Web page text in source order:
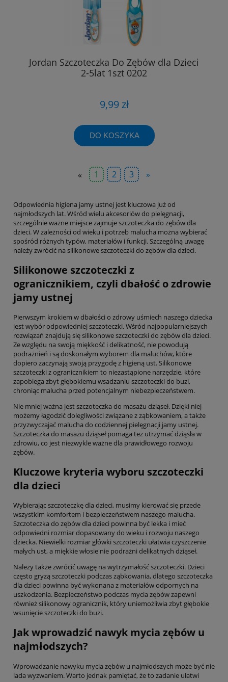
Jordan Szczoteczka Do Zębów dla Dzieci
2-5lat 1szt 0202
9,99 zł
DO KOSZYKA
« 1 2 3 »
Odpowiednia higiena jamy ustnej jest kluczowa już od
najmłodszych lat. Wśród wielu akcesoriów do pielęgnacji,
szczególnie ważne miejsce zajmuje szczoteczka do zębów dla
dzieci. W zależności od wieku i potrzeb malucha można wybierać
spośród różnych typów, materiałów i funkcji. Szczególną uwagę
należy zwrócić na silikonowe szczoteczki do zębów dla dzieci.
Silikonowe szczoteczki z
ogranicznikiem, czyli dbałość o zdrowie
jamy ustnej
Pierwszym krokiem w dbałości o zdrowy uśmiech naszego dziecka
jest wybór odpowiedniej szczoteczki. Wśród najpopularniejszych
rozwiązań znajdują się silikonowe szczoteczki do zębów dla dzieci.
Ze względu na swoją miękkość i delikatność, nie powodują
podrażnień i są doskonałym wyborem dla maluchów, które
dopiero zaczynają swoją przygodę z higieną ust. Silikonowe
szczoteczki z ogranicznikiem to niezastąpione narzędzie, które
zapobiega zbyt głębokiemu wsadzaniu szczoteczki do buzi,
chroniąc malucha przed potencjalnym niebezpieczeństwem.
Nie mniej ważna jest szczoteczka do masażu dziąseł. Dzięki niej
możemy łagodzić dolegliwości związane z ząbkowaniem, a także
przyzwyczajać malucha do codziennej pielęgnacji jamy ustnej.
Szczoteczka do masażu dziąseł pomaga też utrzymać dziąsła w
zdrowiu, co jest niezwykle ważne dla prawidłowego rozwoju
zębów.
Kluczowe kryteria wyboru szczoteczki
dla dzieci
Wybierając szczoteczkę dla dzieci, musimy kierować się przede
wszystkim komfortem i bezpieczeństwem naszego malucha.
Szczoteczka do zębów dla dzieci powinna być lekka i mieć
odpowiedni rozmiar dopasowany do wieku i rozwoju naszego
dziecka. Niewielki rozmiar główki szczoteczki ułatwia czyszczenie
małych ust, a miękkie włosie nie podrażni delikatnych dziąseł.
Należy także zwrócić uwagę na wytrzymałość szczoteczki. Dzieci
często gryzą szczoteczki podczas ząbkowania, dlatego szczoteczka
dla dzieci powinna być wykonana z materiałów odpornych na
uszkodzenia. Bezpieczeństwo podczas mycia zębów zapewni
również silikonowy ogranicznik, który uniemożliwia zbyt głębokie
wsunięcie szczoteczki do buzi.
Jak wprowadzić nawyk mycia zębów u
najmłodszych?
Wprowadzanie nawyku mycia zębów u najmłodszych może być nie
lada wyzwaniem. Warto jednak pamiętać, że to zadanie ułatwi